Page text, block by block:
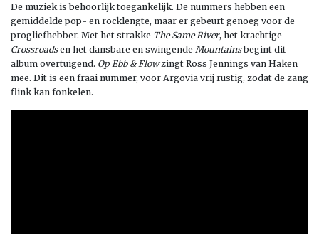
De muziek is behoorlijk toegankelijk. De nummers hebben een
gemiddelde pop- en rocklengte, maar er gebeurt genoeg voor de
progliefhebber. Met het strakke The Same River, het krachtige
Crossroadsen het dansbare en swingende Mountainsbegint dit
album overtuigend. Op Ebb & Flowzingt Ross Jennings van Haken
mee. Dit is een fraai nummer, voor Argovia vrij rustig, zodat de zang
flink kan fonkelen.